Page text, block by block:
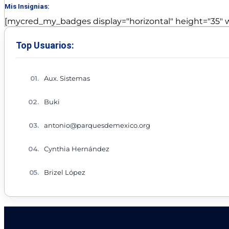
Mis Insignias:
[mycred_my_badges display="horizontal" height="35"
Top Usuarios:
Aux. Sistemas
Buki
antonio@parquesdemexico.org
Cynthia Hernández
Brizel López